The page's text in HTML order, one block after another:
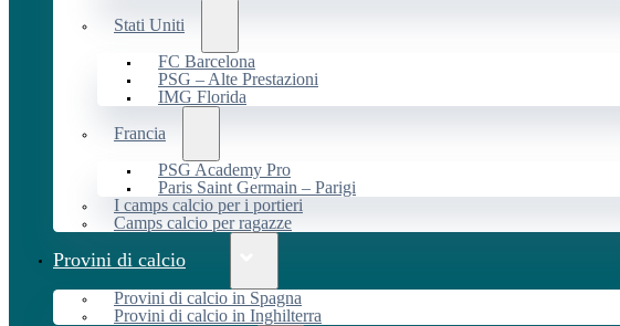
Stati Uniti
FC Barcelona
PSG – Alte Prestazioni
IMG Florida
Francia
PSG Academy Pro
Paris Saint Germain – Parigi
I camps calcio per i portieri
Camps calcio per ragazze
Provini di calcio
Provini di calcio in Spagna
Provini di calcio in Inghilterra